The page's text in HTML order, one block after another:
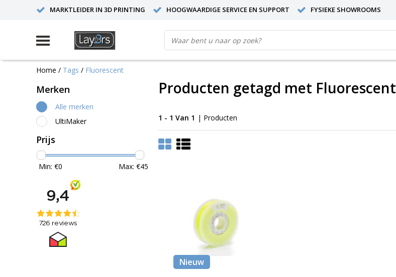
MARKTLEIDER IN 3D PRINTING HOOGWAARDIGE SERVICE EN SUPPORT FYSIEKE SHOWROOMS
Home / Tags / Fluorescent
Merken
Alle merken
UltiMaker
Prijs
Min: €0 Max: €45
Producten getagd met Fluorescent
1 - 1 Van 1 | Producten
Nieuw